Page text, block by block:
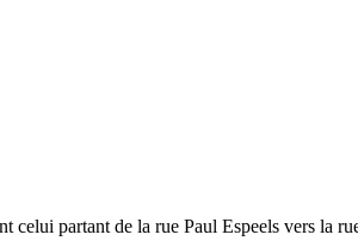
celui partant de la rue Paul Espeels vers la